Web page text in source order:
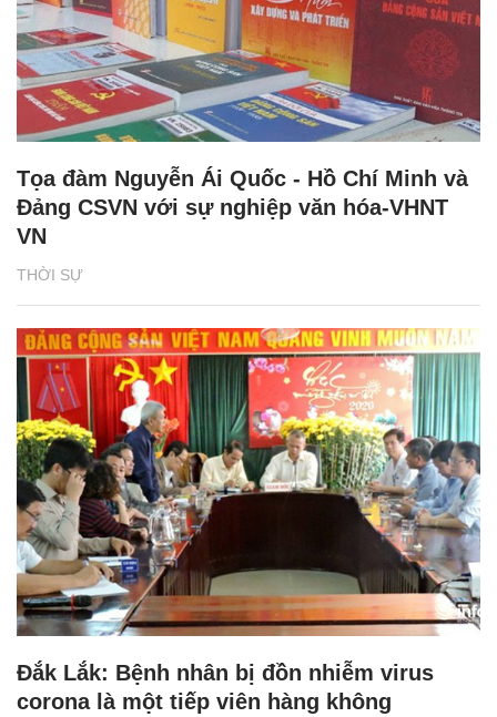
THỜI SỰ
Tọa đàm Nguyễn Ái Quốc - Hồ Chí Minh và
Đảng CSVN với sự nghiệp văn hóa-VHNT
VN
Đắk Lắk: Bệnh nhân bị đồn nhiễm virus
corona là một tiếp viên hàng không